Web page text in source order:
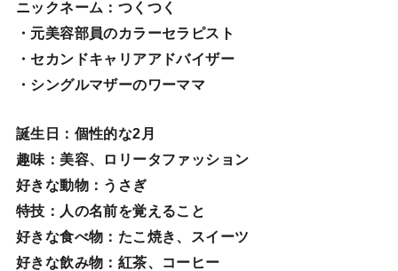
ニックネーム ：つくつく
・元美容部員のカラーセラピスト
・セカンドキャリアアドバイザー
・シングルマザーのワーママ
誕生日 ：個性的な2月
趣味 ：美容、ロリータファッション
好きな動物：うさぎ
特技 ：人の名前を覚えること
好きな食べ物 ：たこ焼き、スイーツ
好きな飲み物：紅茶、コーヒー